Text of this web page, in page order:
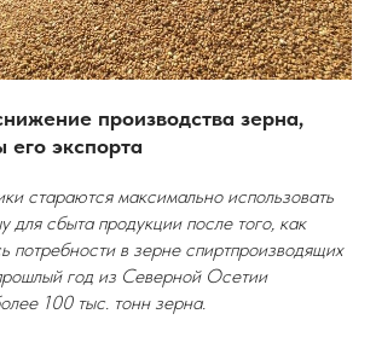
производства зерна,
его экспорта
стараются максимально использовать
для сбыта продукции после того, как
потребности в зерне спиртпроизводящих
год из Северной Осетии
100 тыс. тонн зерна.